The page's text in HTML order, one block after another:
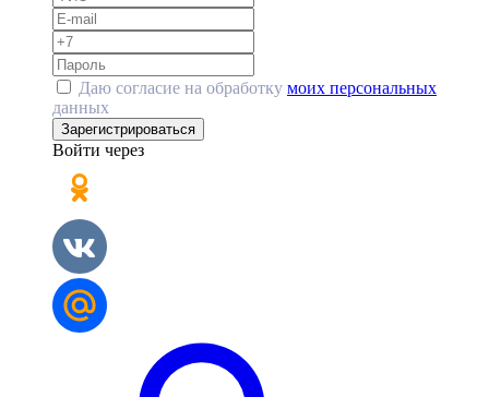
Даю согласие на обработку моих персональных
данных
Зарегистрироваться
Войти через